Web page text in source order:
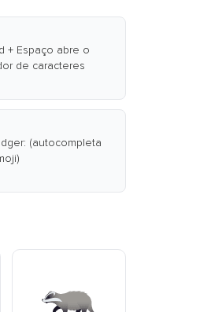
+ Espaço abre o
de caracteres
(autocompleta